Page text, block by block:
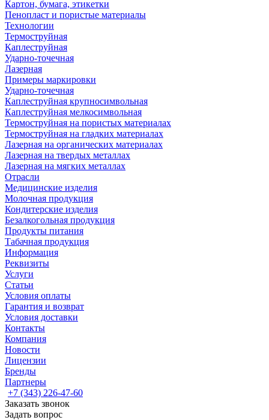
Картон, бумага, этикетки
Пенопласт и пористые материалы
Технологии
Термоструйная
Каплеструйная
Ударно-точечная
Лазерная
Примеры маркировки
Ударно-точечная
Каплеструйная крупносимвольная
Каплеструйная мелкосимвольная
Термоструйная на пористых материалах
Термоструйная на гладких материалах
Лазерная на органических материалах
Лазерная на твердых металлах
Лазерная на мягких металлах
Отрасли
Медицинские изделия
Молочная продукция
Кондитерские изделия
Безалкогольная продукция
Продукты питания
Табачная продукция
Информация
Реквизиты
Услуги
Статьи
Условия оплаты
Гарантия и возврат
Условия доставки
Контакты
Компания
Новости
Лицензии
Бренды
Партнеры
+7 (343) 226-47-60
Заказать звонок
Задать вопрос